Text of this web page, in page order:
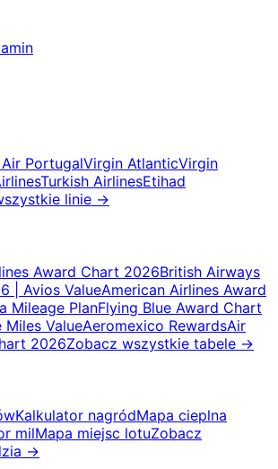
PortugalVirgin AtlanticVirgin
Turkish AirlinesEtihad
linie →
Award Chart 2026British Airways
| Avios ValueAmerican Airlines Award
Mileage PlanFlying Blue Award Chart
ValueAeromexico RewardsAir
2026Zobacz wszystkie tabele →
Kalkulator nagródMapa cieplna
milMapa miejsc lotuZobacz
→